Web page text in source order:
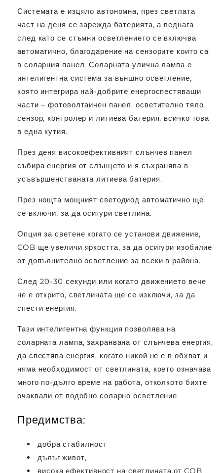
Системата е изцяло автономна, през светлата
част на деня се зарежда батерията, а веднага
след като се стъмни осветлението се включва
автоматично, благодарение на сензорите които са
в соларния панел. Соларната улична лампа е
интелигентна система за външно осветление,
която интегрира най-добрите енергоспестяващи
части – фотоволтаичен панел, осветително тяло,
сензор, контролер и литиева батерия, всичко това
в една кутия.
През деня високоефективният слънчев панел
събира енергия от слънцето и я съхранява в
усъвършенстваната литиева батерия.
През нощта мощният светодиод автоматично ще
се включи, за да осигури светлина.
Опция за светене когато се установи движение,
COB ще увеличи яркостта, за да осигури изобилие
от допълнително осветление за всеки в района.
След 20-30 секунди или когато движението вече
не е открито, светлината ще се изключи, за да
спести енергия.
Тази интелигентна функция позволява на
соларната лампа, захранвана от слънчева енергия,
да спестява енергия, когато никой не е в обхват и
няма необходимост от светлината, което означава
много по-дълго време на работа, отколкото бихте
очаквали от подобно соларно осветление.
Предимства:
добра стабилност
дълъг живот,
висока ефективност на светлината,от COB